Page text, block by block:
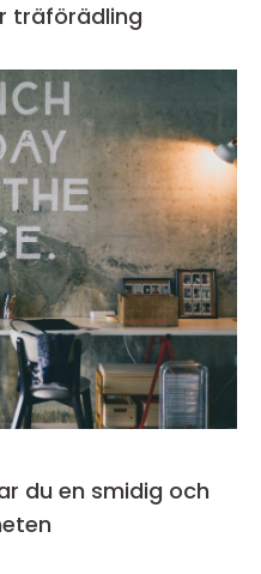
träförädling